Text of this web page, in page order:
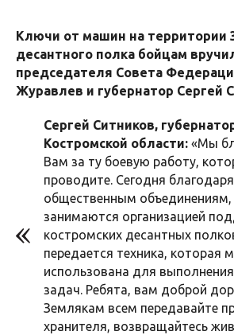
Ключи от машин на территории
десантного полка бойцам
председателя Совета
Журавлев и губернатор Сергей
Сергей Ситников,
Костромской области: «Мы
Вам за ту боевую работу,
проводите. Сегодня благодаря
общественным
занимаются организацией
костромских десантных
передается техника, которая
использована для
задач. Ребята, вам доброй
Землякам всем передавайте
хранителя, возвращайтесь